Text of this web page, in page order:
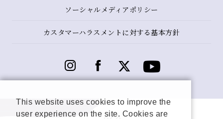
ソーシャルメディアポリシー
カスタマーハラスメントに対する基本方針
This website uses cookies to improve the
user experience on the site. Cookies are